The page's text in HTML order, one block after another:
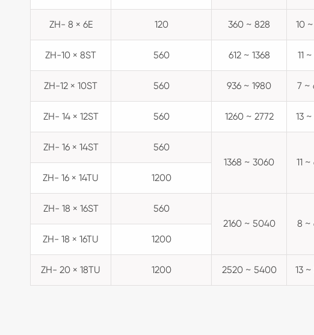
ZH- 8 × 6E 120 360 ~ 828 10
ZH-10 × 8ST 560 612 ~ 1368 11 ~
ZH-12 × 10ST 560 936 ~ 1980 7 ~
ZH- 14 × 12ST 560 1260 ~ 2772 13
ZH- 16 × 14ST
560
1368 ~ 3060
11
ZH- 16 × 14TU
1200
ZH- 18 × 16ST
560
2160 ~ 5040
8 ~
ZH- 18 × 16TU
1200
ZH- 20 × 18TU 1200 2520 ~ 5400 13